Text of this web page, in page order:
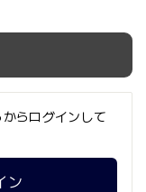
らログインして
ン